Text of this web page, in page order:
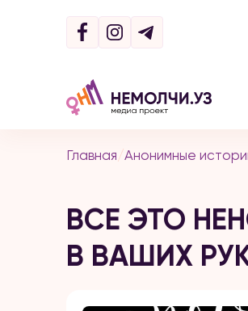
Главная/Анонимные
ВСЕ ЭТО
В ВАШИХ